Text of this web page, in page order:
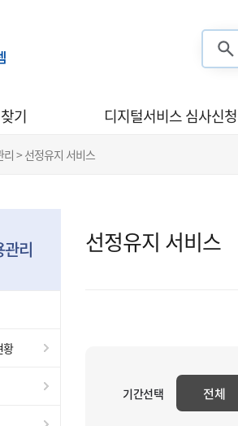
기 디지털서비스 심사신청
> 선정유지 서비스
리
황
선정유지 서비스
기간선택 전체